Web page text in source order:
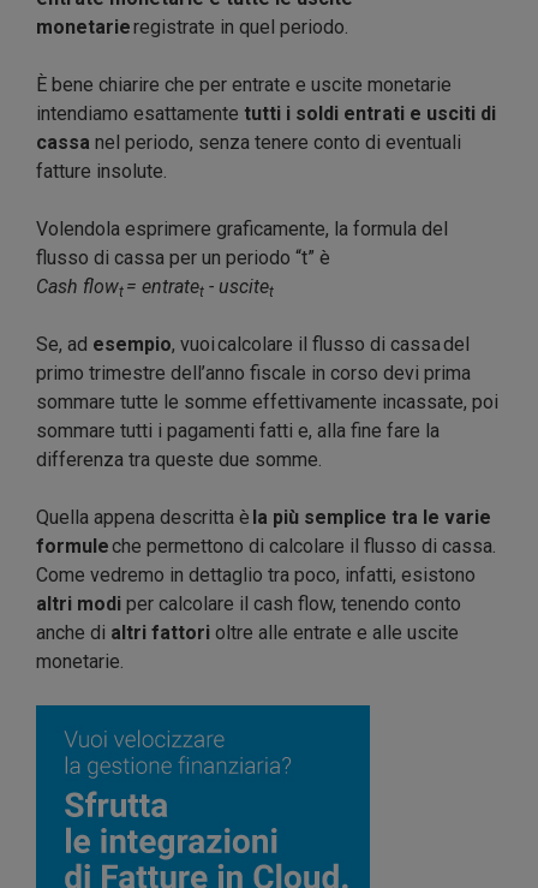
monetarieregistrate in quel periodo.
È bene chiarire che per entrate e uscite monetarie
intendiamo esattamente tutti i soldi entrati e usciti di
cassa nel periodo, senza tenere conto di eventuali
fatture insolute.
Volendola esprimere graficamente, la formula del
flusso di cassa per un periodo “t” è
Cash flowt = entratet - uscitet
Se, ad esempio, vuoi calcolare il flusso di cassa del
primo trimestre dell’anno fiscale in corso devi prima
sommare tutte le somme effettivamente incassate, poi
sommare tutti i pagamenti fatti e, alla fine fare la
differenza tra queste due somme.
Quella appena descritta è la più semplice tra le varie
formuleche permettono di calcolare il flusso di cassa.
Come vedremo in dettaglio tra poco, infatti, esistono
altri modi per calcolare il cash flow, tenendo conto
anche di altri fattori oltre alle entrate e alle uscite
monetarie.